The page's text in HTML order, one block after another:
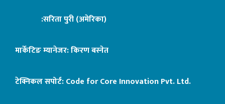
:सरिता पुरी (अमेरिका)
मार्केटिङ म्यानेजर: किरण बस्नेत
टेक्निकल सपोर्ट:Code for Core Innovation Pvt. Ltd.